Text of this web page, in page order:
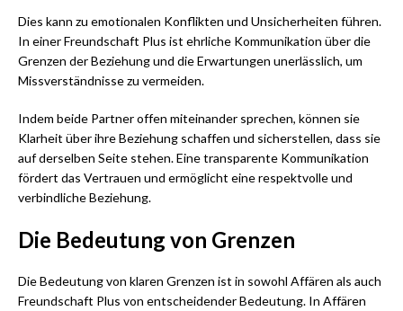
Dies kann zu emotionalen Konflikten und Unsicherheiten führen.
In einer Freundschaft Plus ist ehrliche Kommunikation über die
Grenzen der Beziehung und die Erwartungen unerlässlich, um
Missverständnisse zu vermeiden.
Indem beide Partner offen miteinander sprechen, können sie
Klarheit über ihre Beziehung schaffen und sicherstellen, dass sie
auf derselben Seite stehen. Eine transparente Kommunikation
fördert das Vertrauen und ermöglicht eine respektvolle und
verbindliche Beziehung.
Die Bedeutung von Grenzen
Die Bedeutung von klaren Grenzen ist in sowohl Affären als auch
Freundschaft Plus von entscheidender Bedeutung. In Affären